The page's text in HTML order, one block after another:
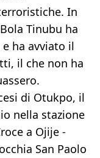
In
Tinubu ha
ha avviato il
il che non ha
di Otukpo, il
nella stazione
a Ojije -
San Paolo